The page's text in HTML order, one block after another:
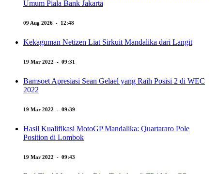
Umum Piala Bank Jakarta
09 Aug 2026 - 12:48
Kekaguman Netizen Liat Sirkuit Mandalika dari Langit
19 Mar 2022 - 09:31
Bamsoet Apresiasi Sean Gelael yang Raih Posisi 2 di WEC
2022
19 Mar 2022 - 09:39
Hasil Kualifikasi MotoGP Mandalika: Quartararo Pole
Position di Lombok
19 Mar 2022 - 09:43